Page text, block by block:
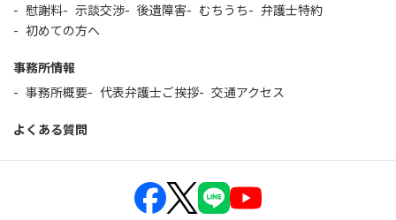
慰謝料
示談交渉 後遺障害 むちうち
弁護士特約
初めての方へ
事務所情報
事務所概要
代表弁護士ご挨拶 交通アクセス
よくある質問